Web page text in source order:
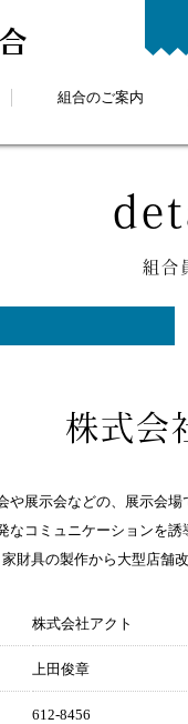
組合のご案内
組合
株式会
や展示会などの、展示会場
なコミュニケーションを誘
家財具の製作から大型店舗
株式会社アクト
上田俊章
612-8456